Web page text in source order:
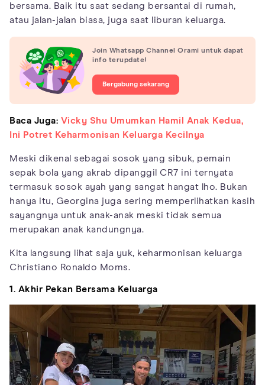
bersama. Baik itu saat sedang bersantai di rumah,
atau jalan-jalan biasa, juga saat liburan keluarga.
Join Whatsapp Channel Orami untuk dapat
info terupdate!
Bergabung sekarang
Baca Juga: Vicky Shu Umumkan Hamil Anak Kedua,
Ini Potret Keharmonisan Keluarga Kecilnya
Meski dikenal sebagai sosok yang sibuk, pemain
sepak bola yang akrab dipanggil CR7 ini ternyata
termasuk sosok ayah yang sangat hangat lho. Bukan
hanya itu, Georgina juga sering memperlihatkan kasih
sayangnya untuk anak-anak meski tidak semua
merupakan anak kandungnya.
Kita langsung lihat saja yuk, keharmonisan keluarga
Christiano Ronaldo Moms.
1. Akhir Pekan Bersama Keluarga